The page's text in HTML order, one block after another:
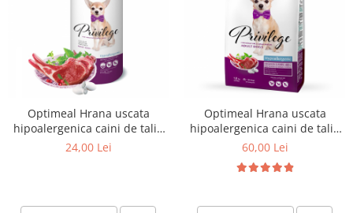
Optimeal Hrana uscata
hipoalergenica caini de talie
mica - Miel si orez 0,65 kg
24,00 Lei
Optimeal Hrana uscata
hipoalergenica caini de talie
mica - Miel si orez, 1,5kg
60,00 Lei